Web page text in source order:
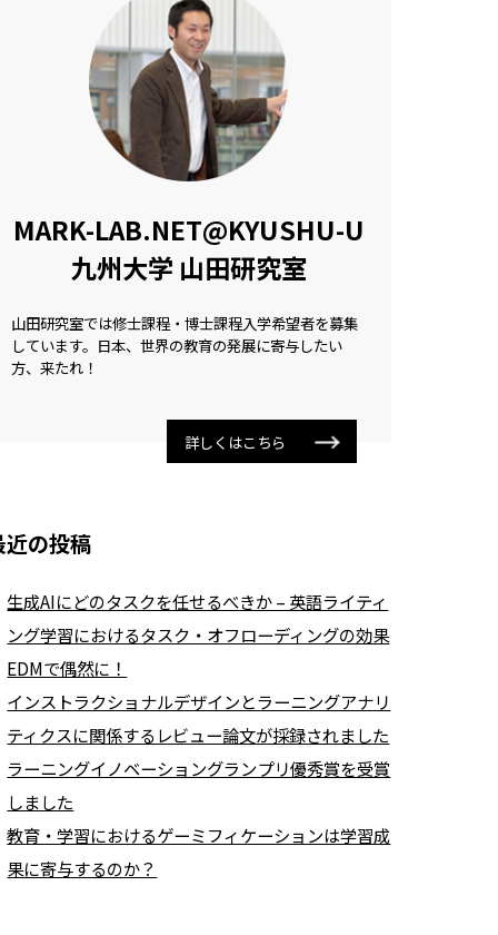
MARK-LAB.NET@KYUSHU-U
九州大学 山田研究室
山田研究室では修士課程・博士課程入学希望者を募集
しています。日本、世界の教育の発展に寄与したい
方、来たれ！
詳しくはこちら
近の投稿
生成AIにどのタスクを任せるべきか – 英語ライティ
ング学習におけるタスク・オフローディングの効果
EDMで偶然に！
インストラクショナルデザインとラーニングアナリ
ティクスに関係するレビュー論文が採録されました
ラーニングイノベーショングランプリ優秀賞を受賞
しました
教育・学習におけるゲーミフィケーションは学習成
果に寄与するのか？